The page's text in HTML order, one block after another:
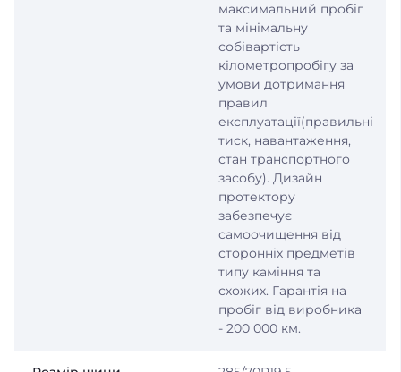
максимальний пробіг
та мінімальну
собівартість
кілометропробігу за
умови дотримання
правил
експлуатації(правильні
тиск, навантаження,
стан транспортного
засобу). Дизайн
протектору
забезпечує
самоочищення від
сторонніх предметів
типу каміння та
схожих. Гарантія на
пробіг від виробника
- 200 000 км.